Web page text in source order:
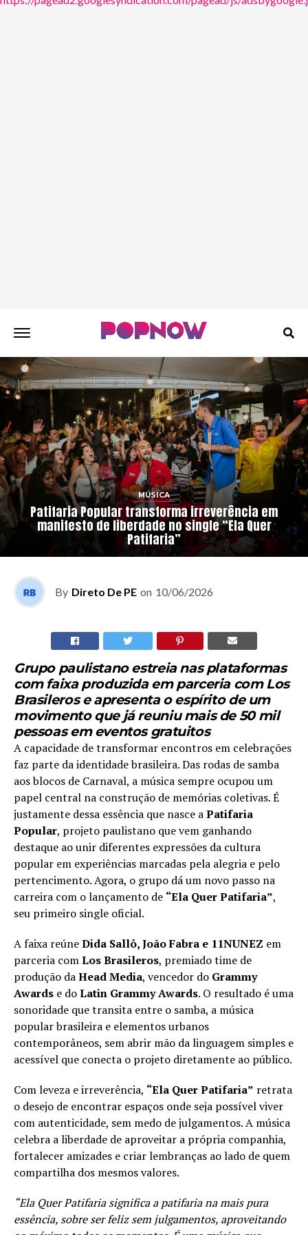
MÚSICA
Patifaria Popular transforma irreverência em
manifesto de liberdade no single “Ela Quer
Patifaria”
By Direto De PE on 10/06/2026
Grupo paulistano estreia nas plataformas
com faixa produzida em parceria com Los
Brasileros e apresenta o espírito de um
movimento que já reuniu mais de 50 mil
pessoas em eventos gratuitos
A capacidade de transformar encontros em celebrações
faz parte da identidade brasileira. Das rodas de samba
aos blocos de Carnaval, a música sempre ocupou um
papel central na construção de memórias coletivas. É
justamente dessa essência que nasce aPatifaria
Popular, projeto paulistano que vem ganhando
destaque ao unir diferentes expressões da cultura
popular em experiências marcadas pela alegria e pelo
pertencimento. Agora, o grupo dá um novo passo na
carreira com o lançamento de “Ela Quer Patifaria”,
seu primeiro single oficial.
A faixa reúneDida Sallô, João Fabra e 11NUNEZ em
parceria comLos Brasileros, premiado time de
produção daHead Media, vencedor do Grammy
Awards e doLatin Grammy Awards. O resultado é uma
sonoridade que transita entre o samba, a música
popular brasileira e elementos urbanos
contemporâneos, sem abrir mão da linguagem simples e
acessível que conecta o projeto diretamente ao público.
Com leveza e irreverência, “Ela Quer Patifaria” retrata
o desejo de encontrar espaços onde seja possível viver
com autenticidade, sem medo de julgamentos. A música
celebra a liberdade de aproveitar a própria companhia,
fortalecer amizades e criar lembranças ao lado de quem
compartilha dos mesmos valores.
“Ela Quer Patifaria significa a patifaria na mais pura
essência, sobre ser feliz sem julgamentos, aproveitando